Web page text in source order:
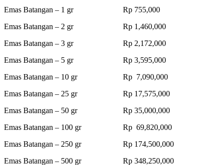
Emas Batangan – 1 gr Rp 755,000
Emas Batangan – 2 gr Rp 1,460,000
Emas Batangan – 3 gr Rp 2,172,000
Emas Batangan – 5 gr Rp 3,595,000
Emas Batangan – 10 gr Rp 7,090,000
Emas Batangan – 25 gr Rp 17,575,000
Emas Batangan – 50 gr Rp 35,000,000
Emas Batangan – 100 gr Rp 69,820,000
Emas Batangan – 250 gr Rp 174,500,000
Emas Batangan – 500 gr Rp 348,250,000